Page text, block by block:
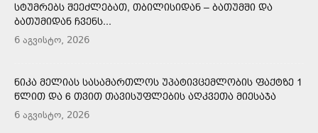
ᲡᲢᲣᲛᲠᲔᲑᲡ ᲨᲔᲔᲫᲚᲔᲑᲐᲗ, ᲗᲑᲘᲚᲘᲡᲘᲓᲐᲜ – ᲑᲐᲗᲣᲛᲨᲘ ᲓᲐ
ᲑᲐᲗᲣᲛᲘᲓᲐᲜ ᲩᲕᲔᲜᲡ...
6 აგვისტო, 2026
ᲜᲘᲙᲐ ᲛᲔᲚᲘᲐᲡ ᲡᲐᲡᲐᲛᲐᲠᲗᲚᲝᲡ ᲣᲞᲐᲢᲘᲕᲪᲔᲛᲚᲝᲑᲘᲡ ᲤᲐᲥᲢᲖᲔ 1
ᲬᲚᲘᲗ ᲓᲐ 6 ᲗᲕᲘᲗ ᲗᲐᲕᲘᲡᲣᲤᲚᲔᲑᲘᲡ ᲐᲦᲙᲕᲔᲗᲐ ᲛᲘᲔᲡᲐᲯᲐ
6 აგვისტო, 2026